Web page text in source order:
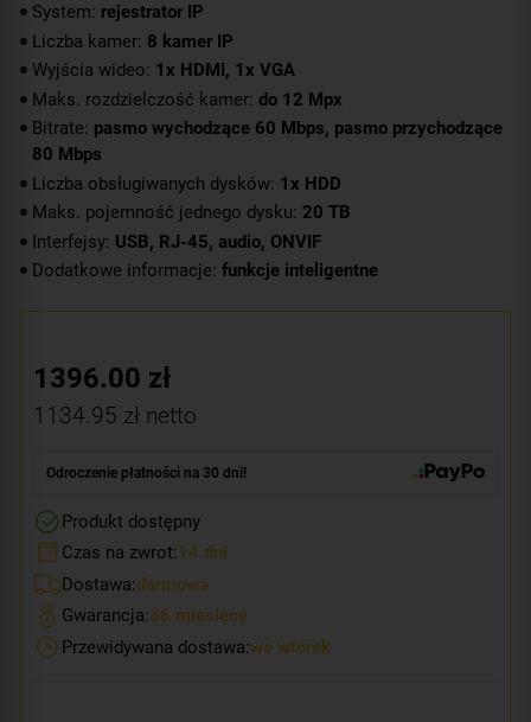
System: rejestrator IP
Liczba kamer: 8 kamer IP
Wyjścia wideo: 1x HDMI, 1x VGA
Maks. rozdzielczość kamer: do 12 Mpx
Bitrate: pasmo wychodzące 60 Mbps, pasmo przychodzące
80 Mbps
Liczba obsługiwanych dysków: 1x HDD
Maks. pojemność jednego dysku: 20 TB
Interfejsy: USB, RJ-45, audio, ONVIF
Dodatkowe informacje: funkcje inteligentne
1396.00 zł
1134.95 zł netto
Odroczenie płatności na 30 dni!
Produkt dostępny
Czas na zwrot:14 dni
Dostawa:darmowa
Gwarancja:36 miesięcy
Przewidywana dostawa:we wtorek